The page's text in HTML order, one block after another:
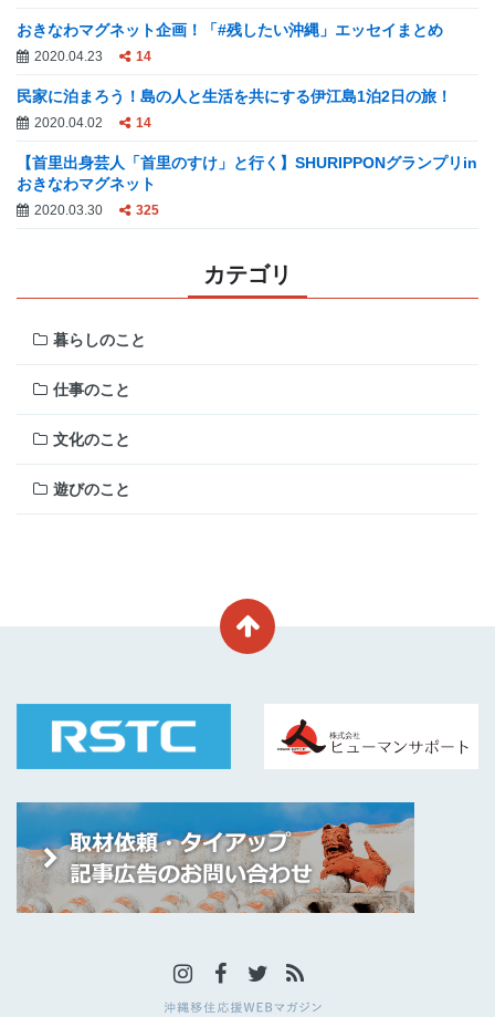
おきなわマグネット企画！「#残したい沖縄」エッセイまとめ
2020.04.23 14
民家に泊まろう！島の人と生活を共にする伊江島1泊2日の旅！
2020.04.02 14
【首里出身芸人「首里のすけ」と行く】SHURIPPONグランプリin
おきなわマグネット
2020.03.30 325
カテゴリ
暮らしのこと
仕事のこと
文化のこと
遊びのこと